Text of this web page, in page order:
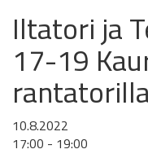
Iltatori ja
17-19
10.8.2022
17:00 - 19:00